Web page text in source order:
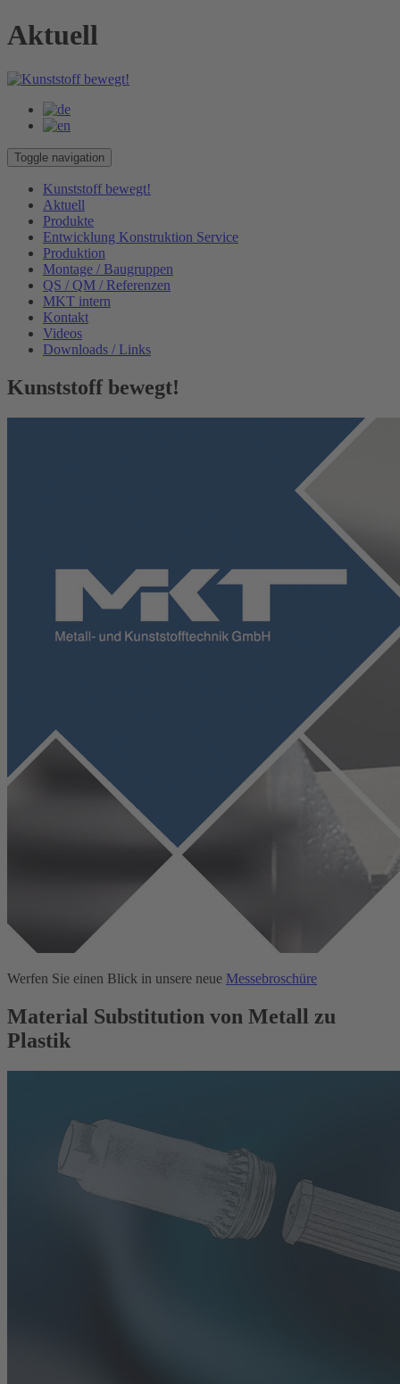
Aktuell
Toggle navigation
Kunststoff bewegt!
Aktuell
Produkte
Entwicklung Konstruktion Service
Produktion
Montage / Baugruppen
QS / QM / Referenzen
MKT intern
Kontakt
Videos
Downloads / Links
Kunststoff bewegt!
Werfen Sie einen Blick in unsere neue Messebroschüre
Material Substitution von Metall zu
Plastik